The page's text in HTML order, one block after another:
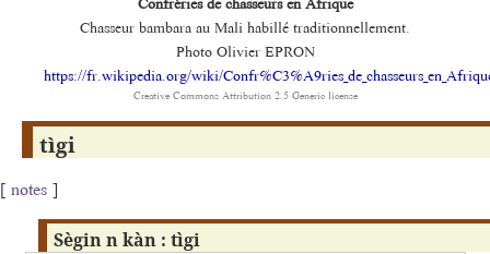
Chasseur bambara au Mali habillé traditionnellement.
Photo Olivier EPRON
https://fr.wikipedia.org/wiki/
Creative Commons Attribution 2.5 Generic license
tìgi
[ notes ]
Sègin n kàn : tìgi